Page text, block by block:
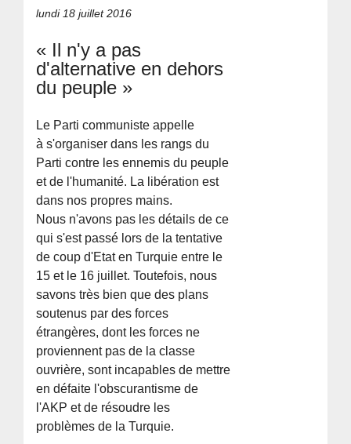
lundi 18 juillet 2016
« Il n'y a pas
d'alternative en dehors
du peuple »
Le Parti communiste appelle
à s'organiser dans les rangs du
Parti contre les ennemis du peuple
et de l'humanité. La libération est
dans nos propres mains.
Nous n'avons pas les détails de ce
qui s'est passé lors de la tentative
de coup d'Etat en Turquie entre le
15 et le 16 juillet. Toutefois, nous
savons très bien que des plans
soutenus par des forces
étrangères, dont les forces ne
proviennent pas de la classe
ouvrière, sont incapables de mettre
en défaite l'obscurantisme de
l'AKP et de résoudre les
problèmes de la Turquie.